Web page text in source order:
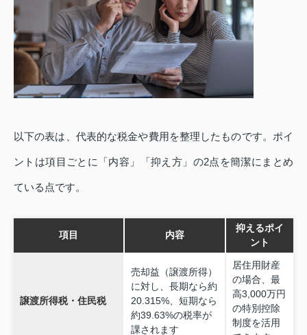
以下の表は、代表的な税金や費用を整理したものです。ポイ
ントは項目ごとに「内容」「抑え方」の2点を簡潔にまとめ
ている点です。
項目 内容
抑えるポイ
ント
譲渡所得税・住民税
売却益（譲渡所得）
に対し、長期なら約
20.315%、短期なら
約39.63%の税率が
課されます
居住用財産
の場合、最
高3,000万円
の特別控除
制度を活用